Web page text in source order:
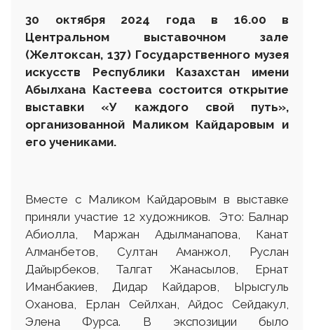
30 октября 2024 года в 16.00 в
Центральном выставочном зале
(Желтоксан, 137) Государственного музея
искусств Республики Казахстан имени
Абылхана Кастеева состоится открытие
выставки «У каждого свой путь»,
организованной Маликом Кайдаровым и
его учениками.
Вместе с Маликом Кайдаровым в выставке
приняли участие 12 художников. Это: Балнар
Абиолла, Маржан Адылманапова, Канат
Алманбетов, Султан Аманжол, Руслан
Дайырбеков, Талгат Жанасылов, Ернат
Иманбакиев, Дидар Кайдаров, Ырысгуль
Оханова, Ерлан Сейлхан, Айдос Сейдакул,
Элена Фурса. В экспозиции было